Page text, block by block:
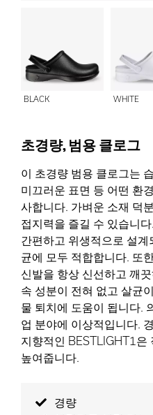
BLACK WHITE
초경량, 범용 클로그
이 초경량 범용 클로그는
미끄러운 표면 등 어떤 환
사합니다. 가벼운 소재 덕
접지력을 즐길 수 있습니
간편하고 위생적으로 설
균에 모두 적합합니다. 또
신발을 항상 신선하고 깨
속 성분이 전혀 없고 살균
물 퇴치에 도움이 됩니다.
업 분야에 이상적입니다.
지향적인 BESTLIGHT1은
높여줍니다.
경량